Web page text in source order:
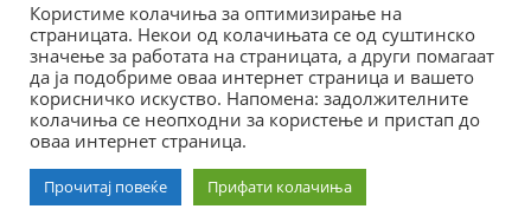
Copyright © 2018 - Member of IAB Macedonia
Member of Clip Media Group / 2017
Користиме колачиња за оптимизирање на
страницата. Некои од колачињата се од суштинско
значење за работата на страницата, а други помагаат
да ја подобриме оваа интернет страница и вашето
корисничко искуство. Напомена: задолжителните
колачиња се неопходни за користење и пристап до
оваа интернет страница.
Прочитај повеќе Прифати колачиња